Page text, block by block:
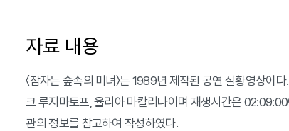
자료 내용
〈잠자는 숲속의 미녀〉는 1989년 제작된 공연 실황영상
크 루지마토프, 율리아 마칼리나이며 재생시간은
관의 정보를 참고하여 작성하였다.